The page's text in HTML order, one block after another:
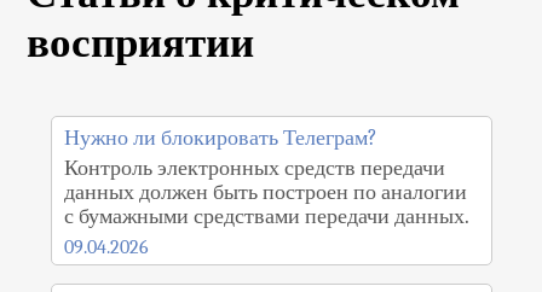
восприятии
Нужно ли блокировать Телеграм?
Контроль электронных средств передачи
данных должен быть построен по аналогии
с бумажными средствами передачи данных.
09.04.2026